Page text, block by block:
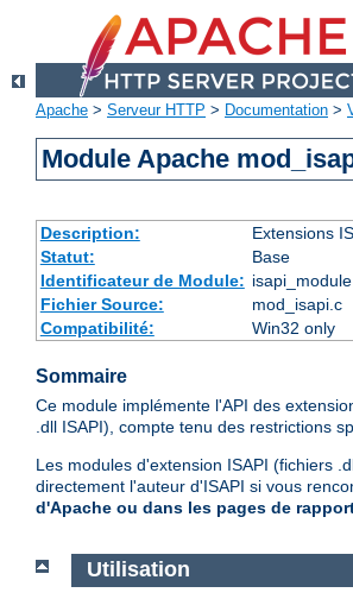
Apache > Serveur HTTP > Documentation >
Module Apache
Description:
Extensions
Statut:
Base
Identificateur de Module: isapi_module
Fichier Source:
mod_isapi.c
Compatibilité:
Win32 only
Sommaire
Ce module implémente l'API des
.dll ISAPI), compte tenu des restrictions
Les modules d'extension ISAPI (fichiers
directement l'auteur d'ISAPI si vous
d'Apache ou dans les pages de
Utilisation